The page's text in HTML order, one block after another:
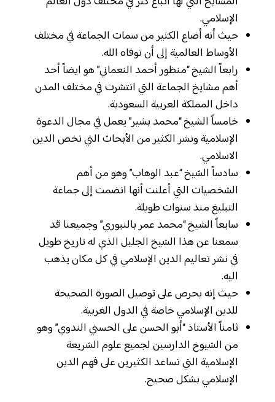
الإسلامي.
حيث أنه أضاع الكثير من سمات الجماعة في مختلف
الأوساط العالمية إلى أن توفاه الله.
رابعاً الشيخ “منظور أحمد النعماني” هو ايضاً أحد
أهم مشايخ الجماعة التي انتشرت في مختلف المدن
داخل المملكة العربية السعودية.
خامساً الشيخ “محمد بشير” يعمل في مجال الدعوة
الإسلامية ونشر الكثير من الأبحاث التي تخص الدين
الاسلامي.
سادساً الشيخ “عبد الوهاب” وهو من أهم
الشخصيات التي أعلنت أنها انضمت إلى جماعة
التبليغ منذ سنوات طويلة.
سابعاً الشيخ “محمد عمر بالنبوري” وجميعنا قد
سمعنا عن هذا الشيخ الجليل الذي له تاريخ طويل
في نشر تعاليم الدين الإسلامي في كل مكان يذهب
اليه.
حيث إنه يحرص على توصيل الصورة الصحيحة
للدين الإسلامي خاصة في الدول الغربية.
ثامناً الأستاذ “أبو الحسن على الحسني الندوي” وهو
من الشيوخ الدارسين لجميع علوم الشريعة
الإسلامية التي تساعد الكثيرين على فهم الدين
الإسلامي بشكل صحيح.